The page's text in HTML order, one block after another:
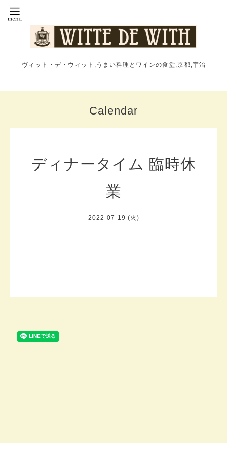
ヴィット・デ・ウィット,うまい料理とワインの食堂,京都,宇治
Calendar
ディナータイム 臨時休
業
2022-07-19 (火)